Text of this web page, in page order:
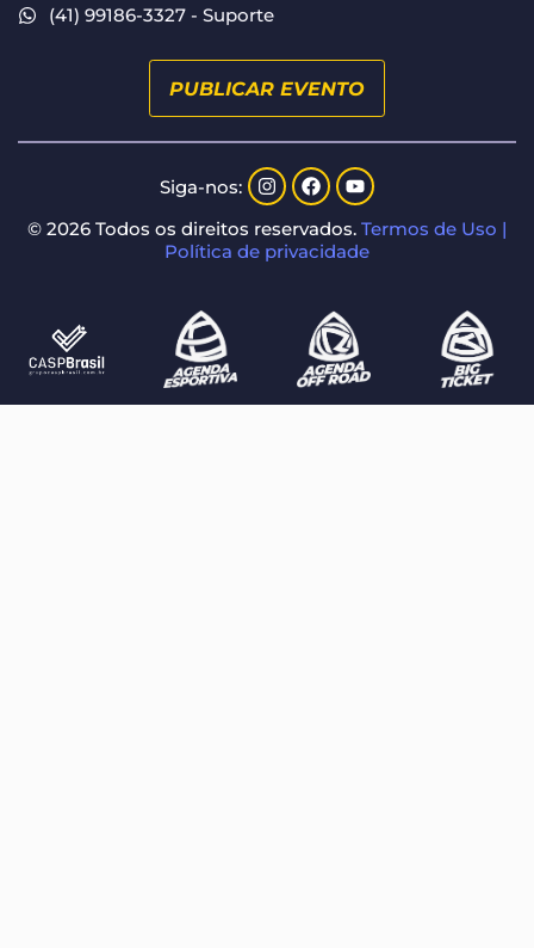
(41) 99186-3327 - Suporte
PUBLICAR EVENTO
Siga-nos:
© 2026 Todos os direitos reservados. Termos de Uso |
Política de privacidade